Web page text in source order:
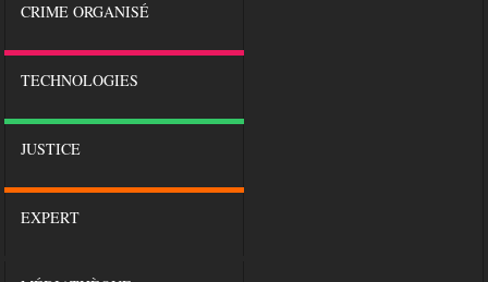
CRIME ORGANISÉ
TECHNOLOGIES
JUSTICE
EXPERT